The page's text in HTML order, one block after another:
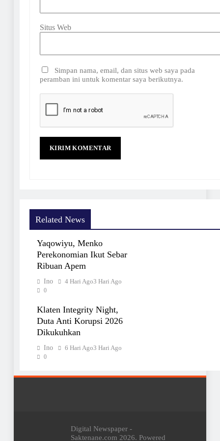
Situs Web
Simpan nama, email, dan situs web saya pada
peramban ini untuk komentar saya berikutnya.
Related News
Yaqowiyu, Menko
Perekonomian Ikut Sebar
Ribuan Apem
Ino 4 Hari Ago3 Hari Ago
0
Klaten Integrity Night,
Duta Anti Korupsi 2026
Dikukuhkan
Ino 6 Hari Ago3 Hari Ago
0
Digital Newspaper -
Saktenane.com 2026. Powered